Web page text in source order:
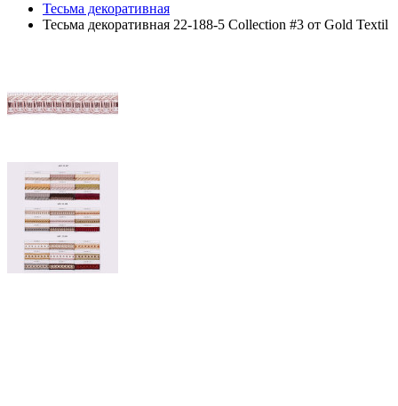
Тесьма декоративная
Тесьма декоративная 22-188-5 Collection #3 от Gold Textil